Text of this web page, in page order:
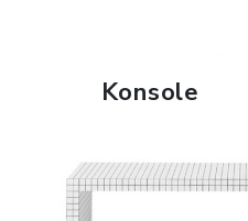
Konsole